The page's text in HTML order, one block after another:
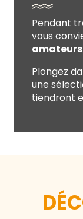
Pendant
vous
Plongez
une
tiendront